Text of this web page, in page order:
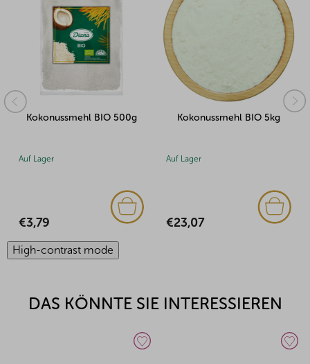
Kokonussmehl BIO 5kg
Auf Lager
€23,07
Pistazienmehl 200g
Auf Lager
€7,70
High-contrast mode
DAS KÖNNTE SIE INTERESSIEREN